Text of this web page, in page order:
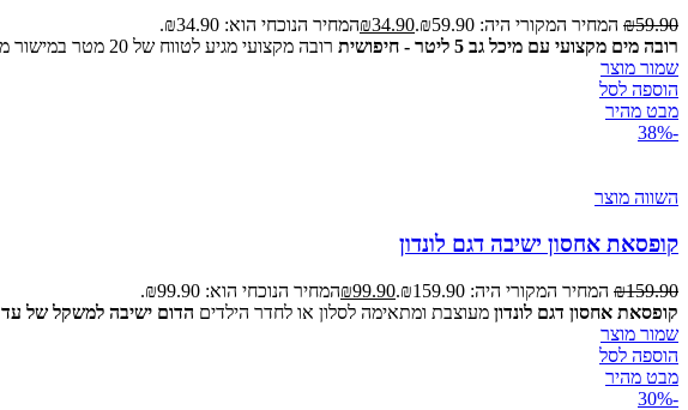
₪59.90 המחיר המקורי היה: ₪59.90. ₪34.90
המחיר הנוכחי הוא: ₪34.90.
רובה מים מקצועי עם מיכל גב 5 ליטר - חיפושית
רובה מקצועי מגיע לטווח של 20 מטר במישור מיכל ענק של עד 5 ליטר להנאה מירבית בים או בבריכה!
שמור מוצר
הוספה לסל
מבט מהיר
-38%
השווה מוצר
קופסאת אחסון ישיבה דגם לונדון
₪159.90 המחיר המקורי היה: ₪159.90. ₪99.90
המחיר הנוכחי הוא: ₪99.90.
קופסאת אחסון דגם לונדון מעוצבת ומתאימה לסלון או לחדר הילדים הדום ישיבה למשקל של עד 120 ק"ג !! מתאים למבוגר +ילד!!
שמור מוצר
הוספה לסל
מבט מהיר
-30%